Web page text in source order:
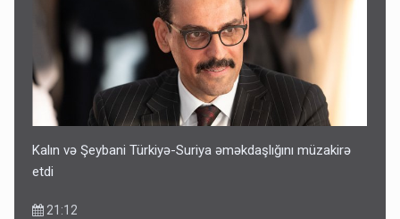
Kalın və Şeybani Türkiyə-Suriya əməkdaşlığını müzakirə
etdi
21:12